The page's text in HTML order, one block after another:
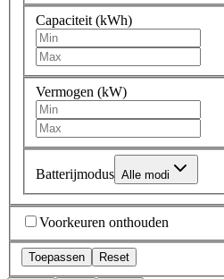
Capaciteit (kWh)
Vermogen (kW)
Batterijmodus Alle modi
Voorkeuren onthouden
Toepassen Reset